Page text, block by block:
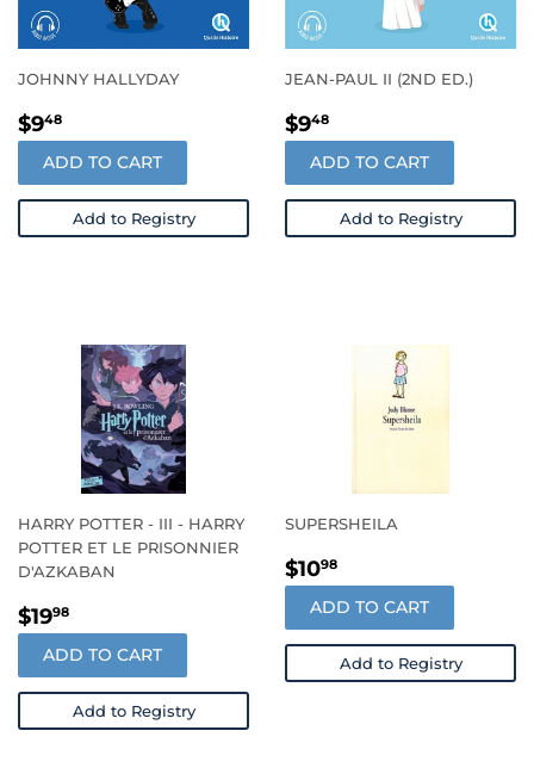
JOHNNY HALLYDAY
PRIX
RÉGULIER
$948
ADD TO CART
Add to Registry
JEAN-PAUL II (2ND ED.)
PRIX
RÉGULIER
$948
ADD TO CART
Add to Registry
HARRY POTTER - III - HARRY
POTTER ET LE PRISONNIER
D'AZKABAN
PRIX
RÉGULIER
$1998
ADD TO CART
Add to Registry
SUPERSHEILA
PRIX
RÉGULIER
$1098
ADD TO CART
Add to Registry